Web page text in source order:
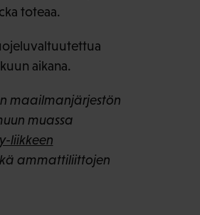
toteaa.
aikana.
maailmanjärjestön
muassa
liikkeen
ammattiliittojen